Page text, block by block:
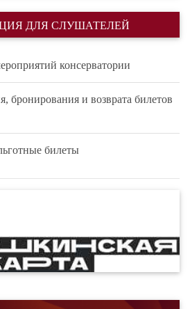
ДЛЯ СЛУШАТЕЛЕЙ
консерватории
бронирования и возврата билетов
билеты